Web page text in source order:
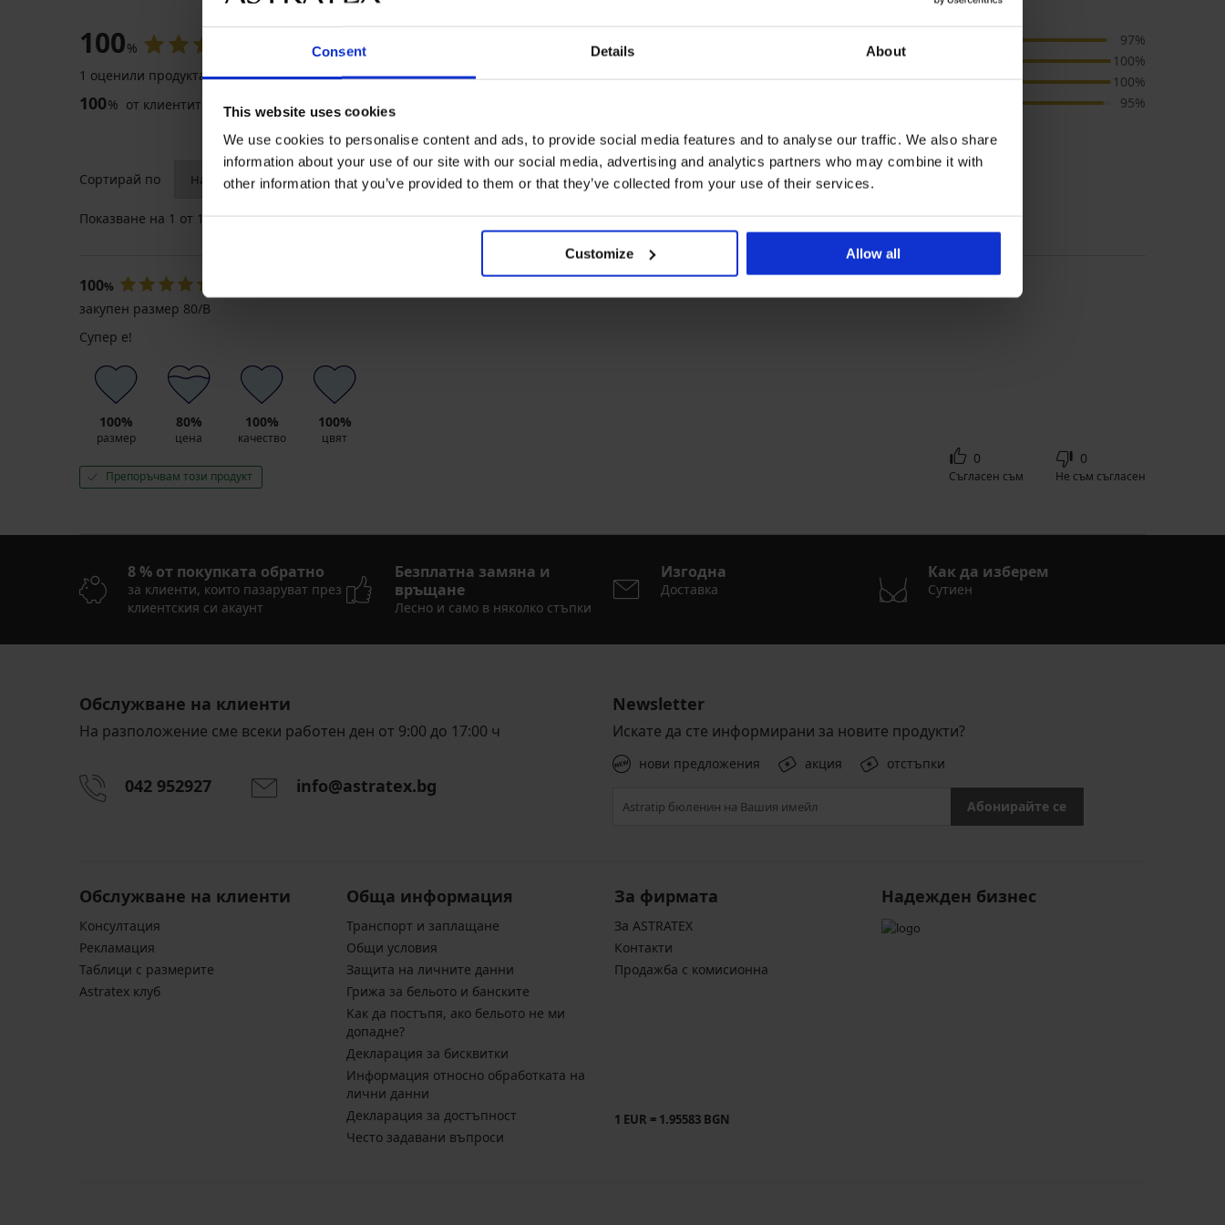
Consent Details About
This website uses cookies
We use cookies to personalise content and ads, to provide social media features and to analyse our traffic. We also share
information about your use of our site with our social media, advertising and analytics partners who may combine it with
other information that you’ve provided to them or that they’ve collected from your use of their services.
Customize Allow all
100%
1 оценили продукта
100% от клиентите, препоръчват продукта
3
0x
97%
размер
100%
цвят
100%
95%
Сортирай по Закупен след 'Консултация' за размер
Показване на 1 от 1 отзива
100%
закупен размер 80/B
Супер е!
100%
размер
80%
цена
100%
качество
100%
цвят
Препоръчвам този продукт
0
Съгласен съм
0
Не съм съгласен
8 % от покупката обратно
за клиенти, които пазаруват през
клиентския си акаунт
Безплатна замяна и
връщане
Лесно и само в няколко стъпки
Изгодна
Доставка
Как да изберем
Сутиен
Обслужване на клиенти
На разположение сме всеки работен ден от 9:00 до 17:00 ч
042 952927 info@astratex.bg
Newsletter
Искате да сте информирани за новите продукти?
нови предложения акция отстъпки
Абонирайте се
Обслужване на клиенти
Консултация
Pекламация
Таблици с размерите
Astratex клуб
Обща информация
Транспорт и заплащане
Общи условия
Защита на личните данни
Грижа за бельото и банските
Kак да постъпя, ако бельото не ми
допадне?
Декларация за бисквитки
Информация относно обработката на
лични данни
Декларация за достъпност
Често задавани въпроси
За фирмата
За ASTRATEX
Контакти
Продажба с комисионна
1 EUR = 1.95583 BGN
Надежден бизнес